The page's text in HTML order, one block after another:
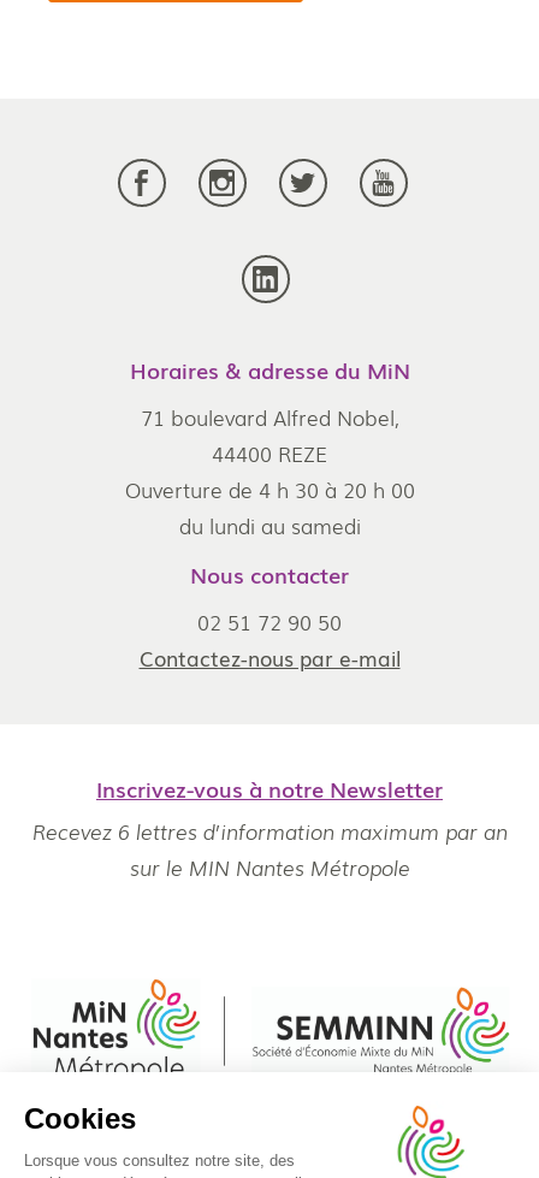
Horaires & adresse du MiN
71 boulevard Alfred Nobel,
44400 REZE
Ouverture de 4 h 30 à 20 h 00
du lundi au samedi
Nous contacter
02 51 72 90 50
Contactez-nous par e-mail
Inscrivez-vous à notre Newsletter
Recevez 6 lettres d’information maximum par an
sur le MIN Nantes Métropole
PiedRèglement Intérieur © Min Nantes Métropole 2020 - Tous droits réservés
Cookies
Lorsque vous consultez notre site, des